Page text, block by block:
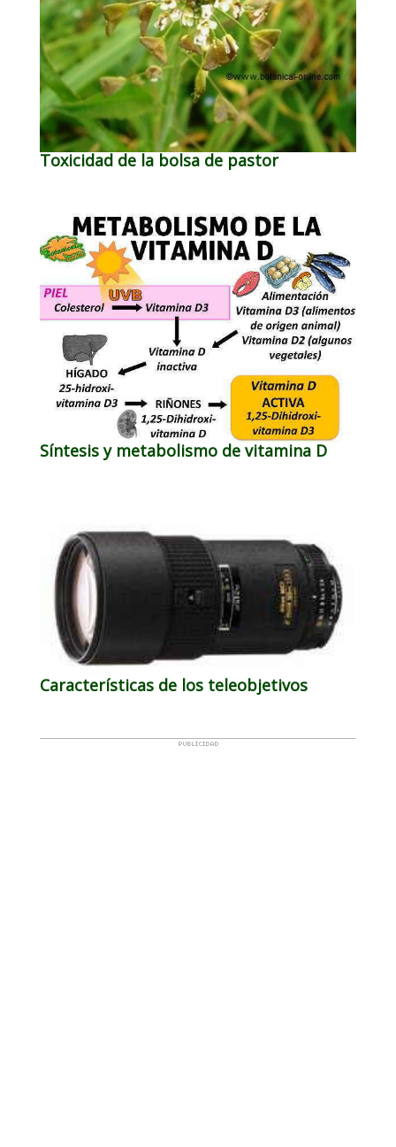
Toxicidad de la bolsa de pastor
Síntesis y metabolismo de vitamina D
Características de los teleobjetivos